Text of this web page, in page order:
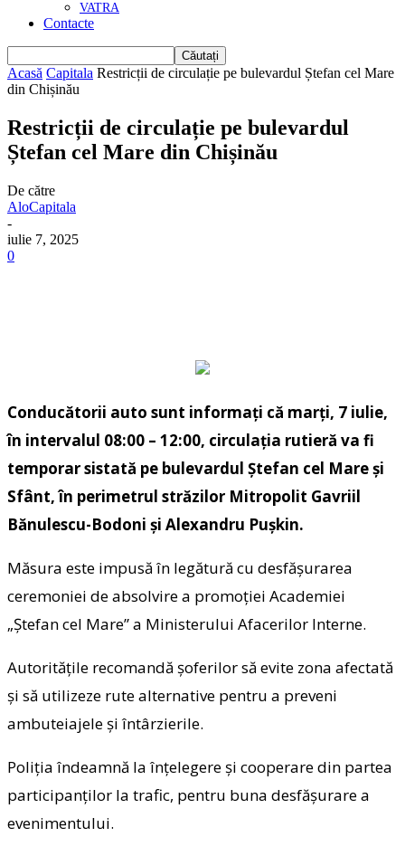
VATRA
Contacte
Acasă Capitala Restricții de circulație pe bulevardul Ștefan cel Mare
din Chișinău
Restricții de circulație pe bulevardul
Ștefan cel Mare din Chișinău
De către
AloCapitala
-
iulie 7, 2025
0
Conducătorii auto sunt informați că marți, 7 iulie,
în intervalul 08:00 – 12:00, circulația rutieră va fi
temporar sistată pe bulevardul Ștefan cel Mare și
Sfânt, în perimetrul străzilor Mitropolit Gavriil
Bănulescu-Bodoni și Alexandru Pușkin.
Măsura este impusă în legătură cu desfășurarea
ceremoniei de absolvire a promoției Academiei
„Ștefan cel Mare” a Ministerului Afacerilor Interne.
Autoritățile recomandă șoferilor să evite zona afectată
și să utilizeze rute alternative pentru a preveni
ambuteiajele și întârzierile.
Poliția îndeamnă la înțelegere și cooperare din partea
participanților la trafic, pentru buna desfășurare a
evenimentului.